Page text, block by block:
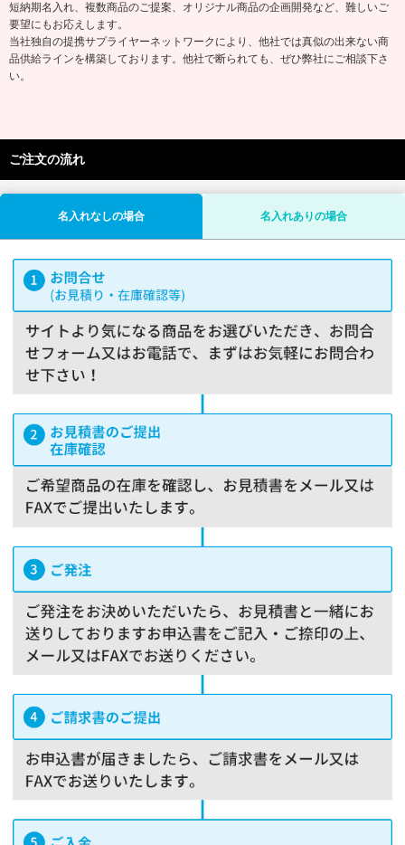
短納期名入れ、複数商品のご提案、オリジナル商品の企画開発など、難しいご
要望にもお応えします。
当社独自の提携サプライヤーネットワークにより、他社では真似の出来ない商
品供給ラインを構築しております。他社で断られても、ぜひ弊社にご相談下さ
い。
ご注文の流れ
名入れなしの場合 名入れありの場合